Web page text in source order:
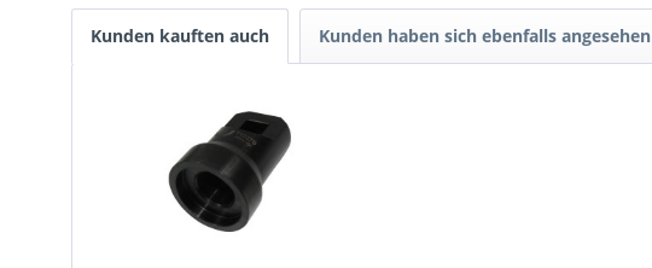
Kunden kauften auch Kunden haben sich ebenfalls angesehen